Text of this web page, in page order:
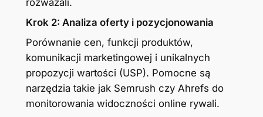
Krok 2: Analiza oferty i pozycjonowania
Porównanie cen, funkcji produktów,
komunikacji marketingowej i unikalnych
propozycji wartości (USP). Pomocne są
narzędzia takie jak Semrush czy Ahrefs do
monitorowania widoczności online rywali.